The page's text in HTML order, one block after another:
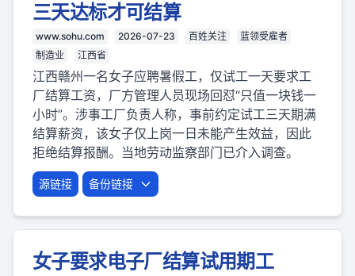
三天达标才可结算
www.sohu.com 2026-07-23 百姓关注
蓝领受雇者
制造业
江西省
江西赣州一名女子应聘暑假工，仅试工一天要求工
厂结算工资，厂方管理人员现场回怼“只值一块钱一
小时”。涉事工厂负责人称，事前约定试工三天期满
结算薪资，该女子仅上岗一日未能产生效益，因此
拒绝结算报酬。当地劳动监察部门已介入调查。
源链接 备份链接
女子要求电子厂结算试用期工